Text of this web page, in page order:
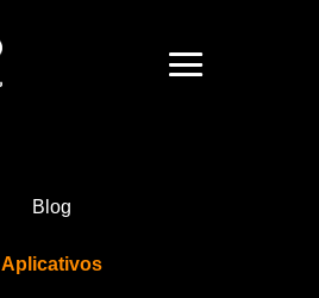
Blog
Aplicativos